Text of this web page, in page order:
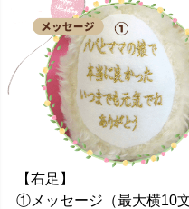
【右足】
①メッセージ（最大横10